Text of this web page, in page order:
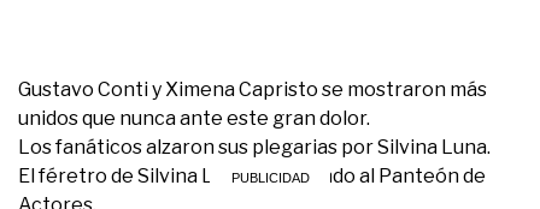
Gustavo Conti y Ximena Capristo se mostraron más
unidos que nunca ante este gran dolor.
Los fanáticos alzaron sus plegarias por Silvina Luna.
El féretro de Silvina Luna ingresando al Panteón de